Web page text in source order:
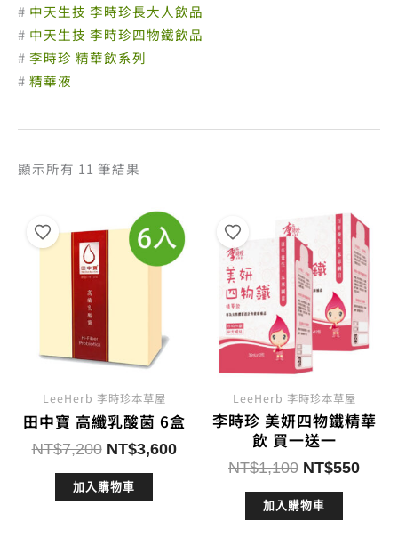
# 中天生技 李時珍長大人飲品
# 中天生技 李時珍四物鐵飲品
# 李時珍 精華飲系列
# 精華液
顯示所有 11 筆結果
排
序
LeeHerb 李時珍本草屋
田中寶 高纖乳酸菌 6盒
NT$7,200 原
始
價
NT$3,600目
加入購物車
LeeHerb 李時珍本草屋
李時珍 美妍四物鐵精華
飲 買一送一
NT$1,100 原
始
價
NT$550目
加入購物車